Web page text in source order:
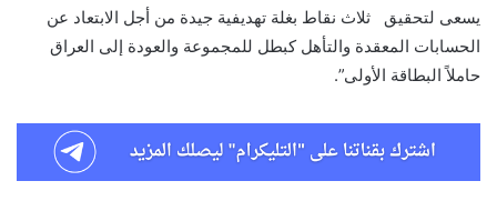
يسعى لتحقيق ثلاث نقاط بغلة تهديفية جيدة من أجل الابتعاد عن
الحسابات المعقدة والتأهل كبطل للمجموعة والعودة إلى العراق
حاملاً البطاقة الأولى”.